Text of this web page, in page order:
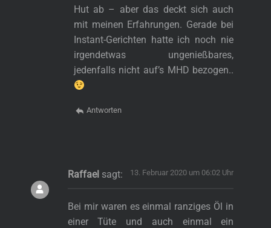
Hut ab – aber das deckt sich auch
mit meinen Erfahrungen. Gerade bei
Instant-Gerichten hatte ich noch nie
irgendetwas ungenießbares,
jedenfalls nicht auf’s MHD bezogen..
Antworten
Raffael sagt: 13. Februar 2020 um 06:02 Uhr
Bei mir waren es einmal ranziges Öl in
einer Tüte und auch einmal ein